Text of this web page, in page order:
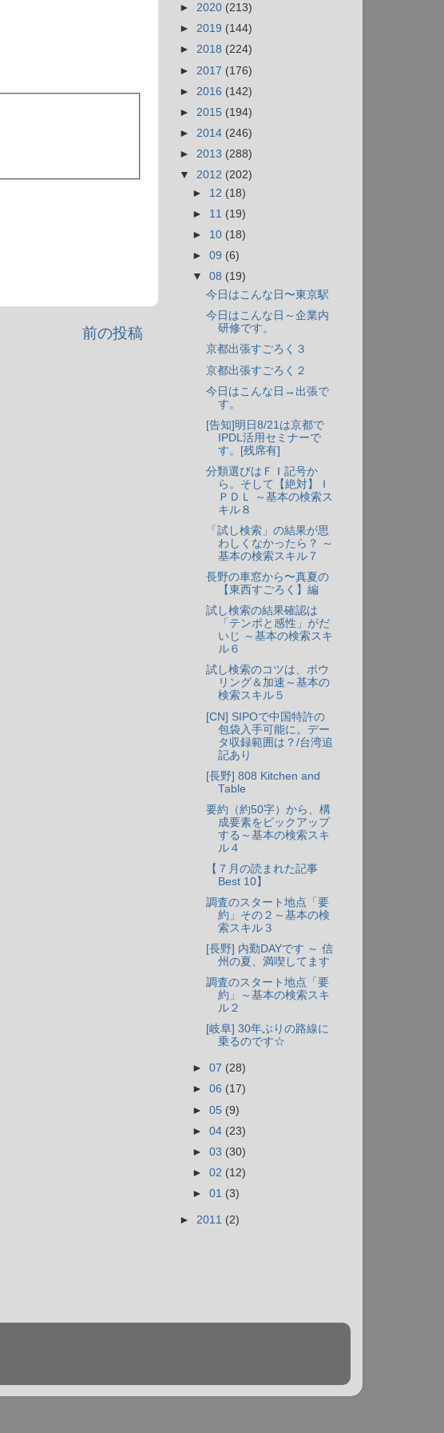
前の投稿
► 2020 (213)
► 2019 (144)
► 2018 (224)
► 2017 (176)
► 2016 (142)
► 2015 (194)
► 2014 (246)
► 2013 (288)
▼ 2012 (202)
► 12 (18)
► 11 (19)
► 10 (18)
►09 (6)
▼08 (19)
今日はこんな日〜東京駅
今日はこんな日～企業内
研修です。
京都出張すごろく３
京都出張すごろく２
今日はこんな日→出張で
す。
[告知]明日8/21は京都で
IPDL活用セミナーで
す。[残席有]
分類選びはＦＩ記号か
ら。そして【絶対】Ｉ
ＰＤＬ ～基本の検索ス
キル８
「試し検索」の結果が思
わしくなかったら？ ～
基本の検索スキル７
長野の車窓から〜真夏の
【東西すごろく】編
試し検索の結果確認は
「テンポと感性」がだ
いじ ～基本の検索スキ
ル６
試し検索のコツは、ボウ
リング＆加速～基本の
検索スキル５
[CN] SIPOで中国特許の
包袋入手可能に。デー
タ収録範囲は？/台湾追
記あり
[長野] 808 Kitchen and
Table
要約（約50字）から、構
成要素をピックアップ
する～基本の検索スキ
ル４
【７月の読まれた記事
Best 10】
調査のスタート地点「要
約」その２～基本の検
索スキル３
[長野] 内勤DAYです ～ 信
州の夏、満喫してます
調査のスタート地点「要
約」～基本の検索スキ
ル２
[岐阜] 30年ぶりの路線に
乗るのです☆
►07 (28)
►06 (17)
►05 (9)
►04 (23)
►03 (30)
►02 (12)
►01 (3)
► 2011 (2)